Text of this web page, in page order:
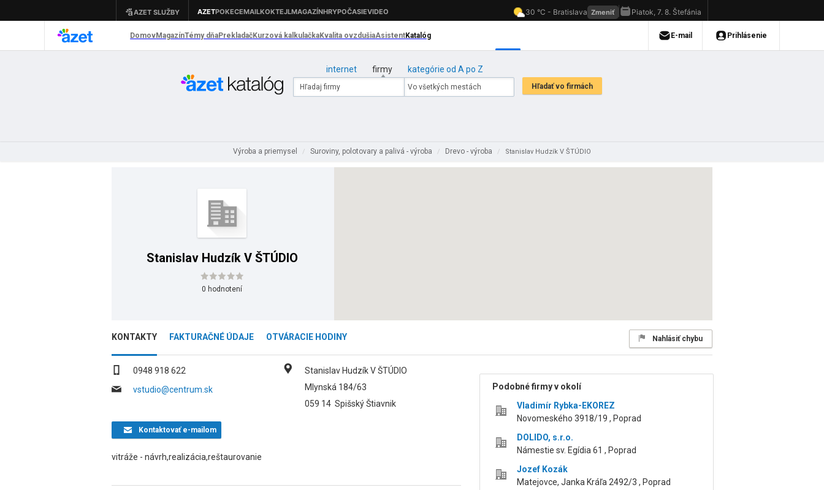
internet firmy kategórie od A po Z
Výroba a priemysel / Suroviny, polotovary a palivá - výroba / Drevo - výroba / Stanislav Hudzík V ŠTÚDIO
Stanislav Hudzík V ŠTÚDIO
0 hodnotení
KONTAKTY FAKTURAČNÉ ÚDAJE OTVÁRACIE HODINY Nahlásiť chybu
0948 918 622
vstudio@centrum.sk
Stanislav Hudzík V ŠTÚDIO
Mlynská 184/63
059 14 Spišský Štiavnik
Kontaktovaťe-mailom
vitráže - návrh,realizácia,reštaurovanie
Podobné firmy v okolí
Vladimír Rybka-EKOREZ
Novomeského 3918/19 , Poprad
DOLIDO, s.r.o.
Námestie sv. Egídia 61 , Poprad
Jozef Kozák
Matejovce, Janka Kráľa 2492/3 , Poprad